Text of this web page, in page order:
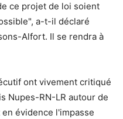
ce projet de loi soient
a-t-il déclaré
Alfort. Il se rendra à
ont vivement critiqué
Nupes-RN-LR autour de
évidence l'impasse